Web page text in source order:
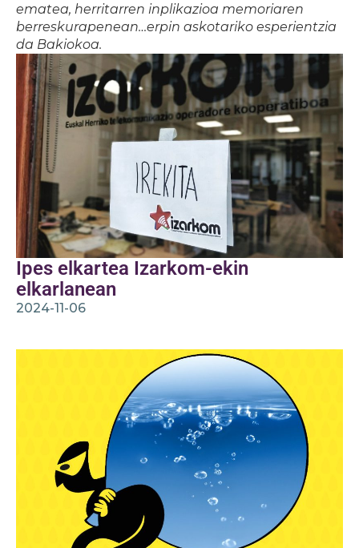
ematea, herritarren inplikazioa memoriaren
berreskurapenean…erpin askotariko esperientzia
da Bakiokoa.
Ipes elkartea Izarkom-ekin
elkarlanean
2024-11-06